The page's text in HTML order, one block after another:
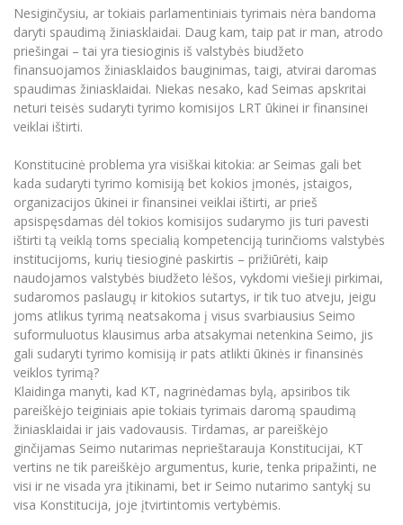
Kontaktų paieška
Nesiginčysiu, ar tokiais parlamentiniais tyrimais nėra bandoma
daryti spaudimą žiniasklaidai. Daug kam, taip pat ir man, atrodo
priešingai – tai yra tiesioginis iš valstybės biudžeto
finansuojamos žiniasklaidos bauginimas, taigi, atvirai daromas
spaudimas žiniasklaidai. Niekas nesako, kad Seimas apskritai
neturi teisės sudaryti tyrimo komisijos LRT ūkinei ir finansinei
veiklai ištirti.
Konstitucinė problema yra visiškai kitokia: ar Seimas gali bet
kada sudaryti tyrimo komisiją bet kokios įmonės, įstaigos,
organizacijos ūkinei ir finansinei veiklai ištirti, ar prieš
apsispęsdamas dėl tokios komisijos sudarymo jis turi pavesti
ištirti tą veiklą toms specialią kompetenciją turinčioms valstybės
institucijoms, kurių tiesioginė paskirtis – prižiūrėti, kaip
naudojamos valstybės biudžeto lėšos, vykdomi viešieji pirkimai,
sudaromos paslaugų ir kitokios sutartys, ir tik tuo atveju, jeigu
joms atlikus tyrimą neatsakoma į visus svarbiausius Seimo
suformuluotus klausimus arba atsakymai netenkina Seimo, jis
gali sudaryti tyrimo komisiją ir pats atlikti ūkinės ir finansinės
veiklos tyrimą?
Klaidinga manyti, kad KT, nagrinėdamas bylą, apsiribos tik
pareiškėjo teiginiais apie tokiais tyrimais daromą spaudimą
žiniasklaidai ir jais vadovausis. Tirdamas, ar pareiškėjo
ginčijamas Seimo nutarimas neprieštarauja Konstitucijai, KT
vertins ne tik pareiškėjo argumentus, kurie, tenka pripažinti, ne
visi ir ne visada yra įtikinami, bet ir Seimo nutarimo santykį su
visa Konstitucija, joje įtvirtintomis vertybėmis.